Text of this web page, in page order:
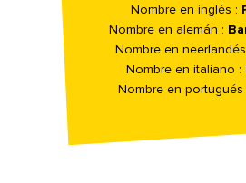
Nombre en inglés :
Nombre en alemán :
Nombre en
Nombre en italiano :
Nombre en portugués